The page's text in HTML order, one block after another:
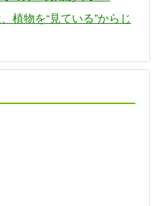
植物を“見ている”からじ